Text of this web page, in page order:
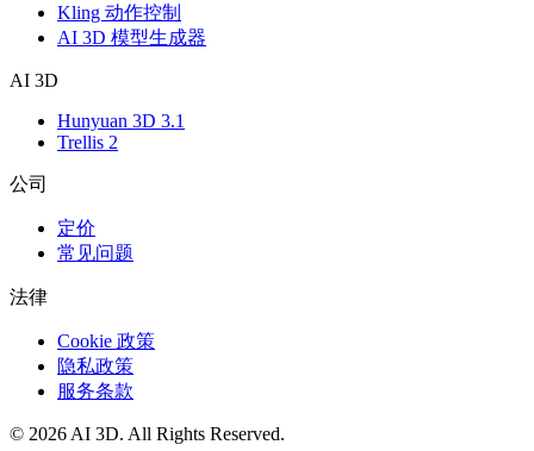
Kling 动作控制
AI 3D 模型生成器
AI 3D
Hunyuan 3D 3.1
Trellis 2
公司
定价
常见问题
法律
Cookie 政策
隐私政策
服务条款
© 2026 AI 3D. All Rights Reserved.